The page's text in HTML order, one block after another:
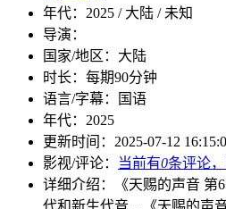
年代： 2025 / 大陆 / 未知
导演：
国家/地区： 大陆
时长： 每期90分钟
语言/字幕：
国语
年代： 2025
更新时间： 2025-07-12
影视/评论：
当前有0条评论，
详细介绍：
《天赐的声音
代和新生代音… 《天赐的声